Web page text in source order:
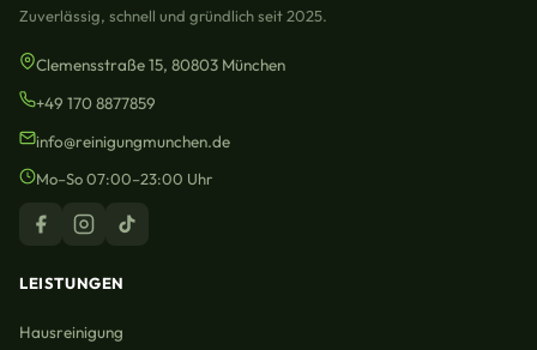
Zuverlässig, schnell und gründlich seit 2025.
Clemensstraße 15, 80803 München
+49 170 8877859
info@reinigungmunchen.de
Mo–So 07:00–23:00 Uhr
LEISTUNGEN
Hausreinigung